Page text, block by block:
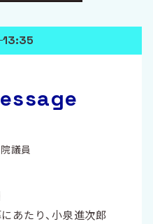
13:35
議員
あたり、小泉進次郎